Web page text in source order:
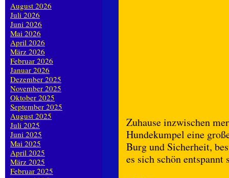
Zuhause inzwischen
Hundekumpel eine
Burg und Sicherheit,
es sich schön entspannt
August 2026
Juli 2026
Juni 2026
Mai 2026
April 2026
März 2026
Februar 2026
Januar 2026
Dezember 2025
November 2025
Oktober 2025
September 2025
August 2025
Juli 2025
Juni 2025
Mai 2025
April 2025
März 2025
Februar 2025